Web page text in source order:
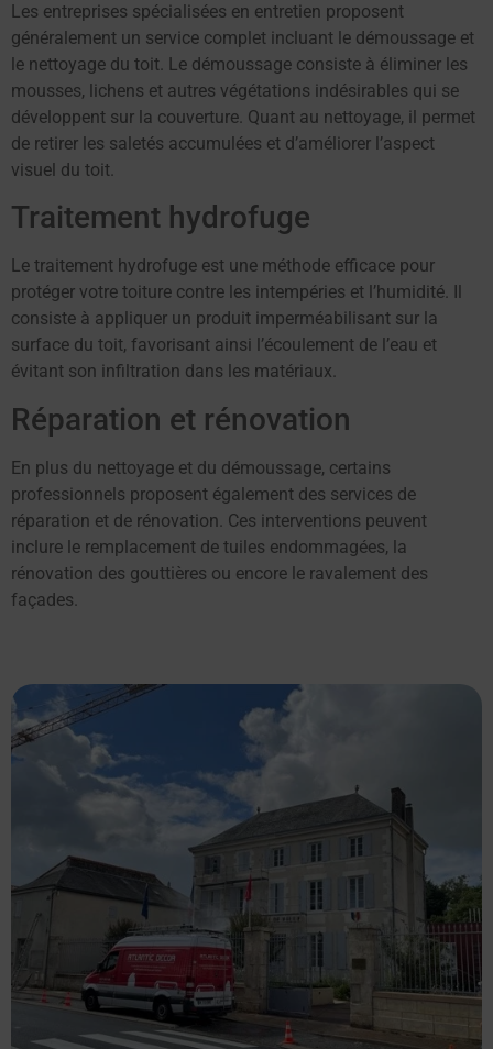
Les entreprises spécialisées en entretien proposent
généralement un service complet incluant le démoussage et
le nettoyage du toit. Le démoussage consiste à éliminer les
mousses, lichens et autres végétations indésirables qui se
développent sur la couverture. Quant au nettoyage, il permet
de retirer les saletés accumulées et d’améliorer l’aspect
visuel du toit.
Traitement hydrofuge
Le traitement hydrofuge est une méthode efficace pour
protéger votre toiture contre les intempéries et l’humidité. Il
consiste à appliquer un produit imperméabilisant sur la
surface du toit, favorisant ainsi l’écoulement de l’eau et
évitant son infiltration dans les matériaux.
Réparation et rénovation
En plus du nettoyage et du démoussage, certains
professionnels proposent également des services de
réparation et de rénovation. Ces interventions peuvent
inclure le remplacement de tuiles endommagées, la
rénovation des gouttières ou encore le ravalement des
façades.